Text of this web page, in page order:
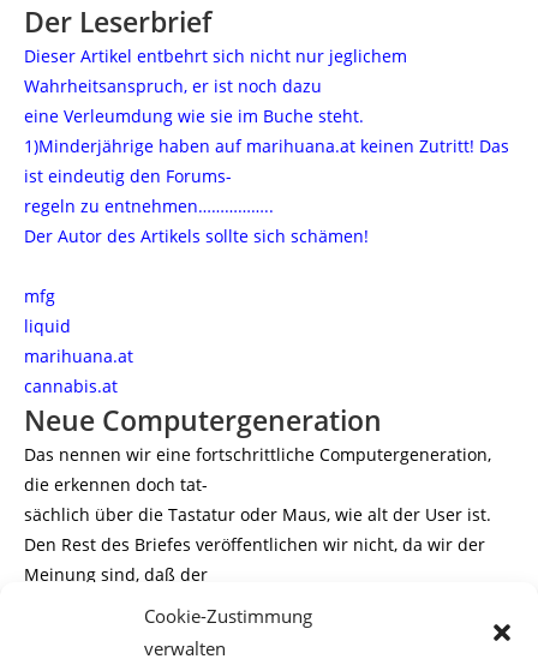
Cookie-Zustimmung
verwalten
Der Leserbrief
Dieser Artikel entbehrt sich nicht nur jeglichem
Wahrheitsanspruch, er ist noch dazu
eine Verleumdung wie sie im Buche steht.
1)Minderjährige haben auf marihuana.at keinen Zutritt! Das
ist eindeutig den Forums-
regeln zu entnehmen……………..
Der Autor des Artikels sollte sich schämen!
mfg
liquid
marihuana.at
cannabis.at
Neue Computergeneration
Das nennen wir eine fortschrittliche Computergeneration,
die erkennen doch tat-
sächlich über die Tastatur oder Maus, wie alt der User ist.
Den Rest des Briefes veröffentlichen wir nicht, da wir der
Meinung sind, daß der
Verfasser nicht ganz clean gewesen sein kann, als er diesen